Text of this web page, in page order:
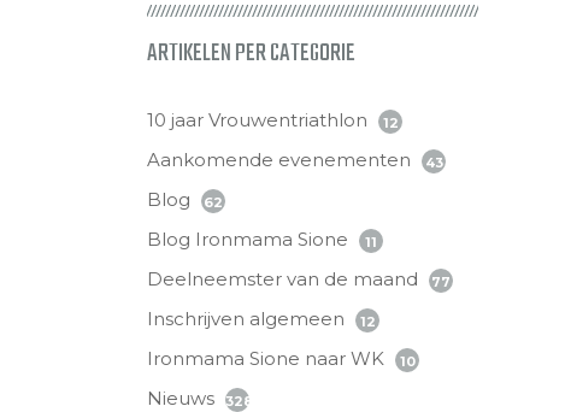
ARTIKELEN PER CATEGORIE
10 jaar Vrouwentriathlon 12
Aankomende evenementen 43
Blog 62
Blog Ironmama Sione 11
Deelneemster van de maand 77
Inschrijven algemeen 12
Ironmama Sione naar WK 10
Nieuws 328